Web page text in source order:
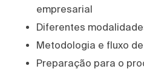
empresarial
Diferentes
Metodologia e fluxo
Preparação para o